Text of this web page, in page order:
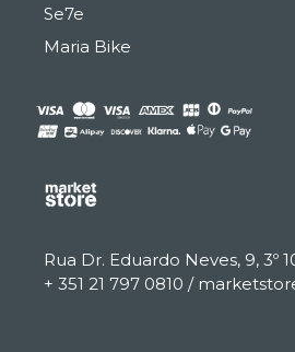
0.00
Se7e
Maria Bike
Rua Dr. Eduardo Neves, 9, 3º
+ 351 21 797 0810 /